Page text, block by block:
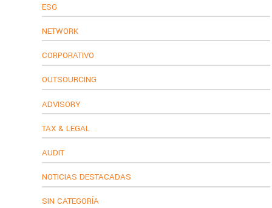
ESG
NETWORK
CORPORATIVO
OUTSOURCING
ADVISORY
TAX & LEGAL
AUDIT
NOTICIAS DESTACADAS
SIN CATEGORÍA